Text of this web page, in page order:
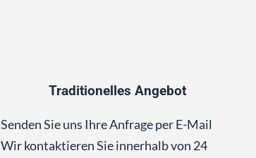
Traditionelles Angebot
Senden Sie uns Ihre Anfrage per E-Mail
Wir kontaktieren Sie innerhalb von 24